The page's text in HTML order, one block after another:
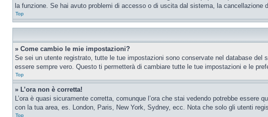
la funzione. Se hai avuto problemi di accesso o di uscita dal sistema, la cancellazione
Top
» Come cambio le mie impostazioni?
Se sei un utente registrato, tutte le tue impostazioni sono conservate nel database
essere sempre vero. Questo ti permetterà di cambiare tutte le tue impostazioni e le
Top
» L’ora non è corretta!
L’ora è quasi sicuramente corretta, comunque l’ora che stai vedendo potrebbe
con la tua area, es. London, Paris, New York, Sydney, ecc. Nota che solo gli utenti
Top